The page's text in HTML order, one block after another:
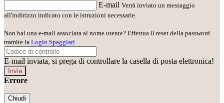
E-mail Verrà inviato un messaggio
all'indirizzo indicato con le istruzioni necessarie.
Non hai una e-mail associata al nome utente? Effettua il reset della password
tramite la Login Spaggiari
E-mail inviata, si prega di controllare la casella di posta elettronica!
Errore
Chiudi